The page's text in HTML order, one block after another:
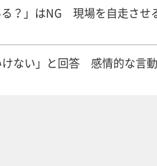
？」はNG 現場を自走させ
ない」と回答 感情的な言